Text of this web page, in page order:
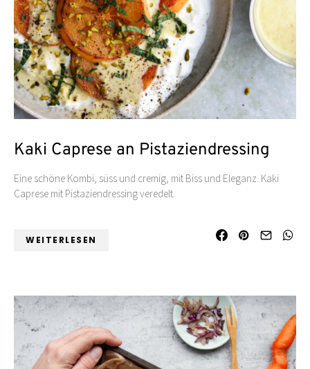
Kaki Caprese an Pistaziendressing
Eine schöne Kombi, süss und cremig, mit Biss und Eleganz. Kaki
Caprese mit Pistaziendressing veredelt.
WEITERLESEN